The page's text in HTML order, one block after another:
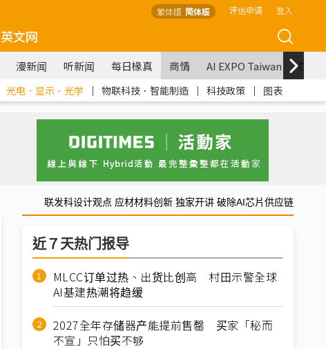
繁体版 简体版 评估申请 登入
英文网
漫新闻 听新闻 每日椽真 商情 AI EXPO Taiwan
光电．显示．光学 ｜ 物联科技．智能制造 ｜ 科技政策 ｜ 图表
联发科设计观点 应材材料创新 独家开讲 破除AI芯片供应链
近７天热门报导
MLCC订单过热、出货比创高 村田示警全球
AI基建热潮将趋缓
2027全年存储器产能提前售罄 买家「秘而
不宣」只怕买不够